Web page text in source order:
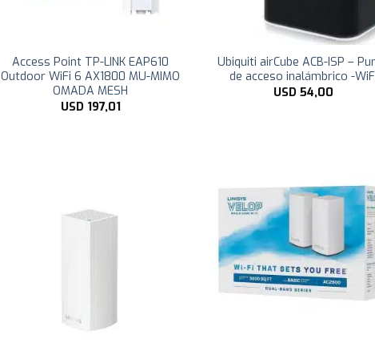
Access Point TP-LINK EAP610
Outdoor WiFi 6 AX1800 MU-MIMO
OMADA MESH
USD 197,01
Ubiquiti airCube ACB-ISP –
de acceso inalámbrico -
USD54,00